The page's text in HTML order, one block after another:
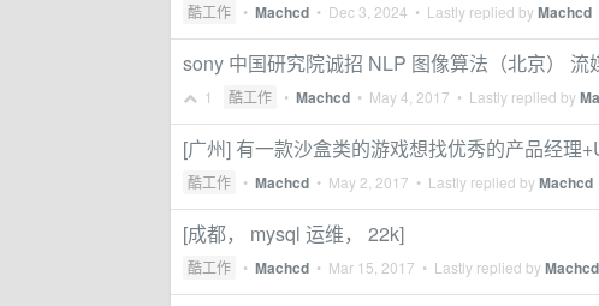
酷工作 • Machcd • Dec 3, 2024 • Lastly replied byMachcd
sony 中国研究院诚招 NLP 图像算法（北京） 流
1 酷工作 • Machcd • May 4, 2017 • Lastly replied by
[广州] 有一款沙盒类的游戏想找优秀的产品经理
酷工作 • Machcd • May 2, 2017 • Lastly replied byMachcd
[成都， mysql 运维， 22k]
酷工作 • Machcd • Mar 15, 2017 • Lastly replied byMachcd